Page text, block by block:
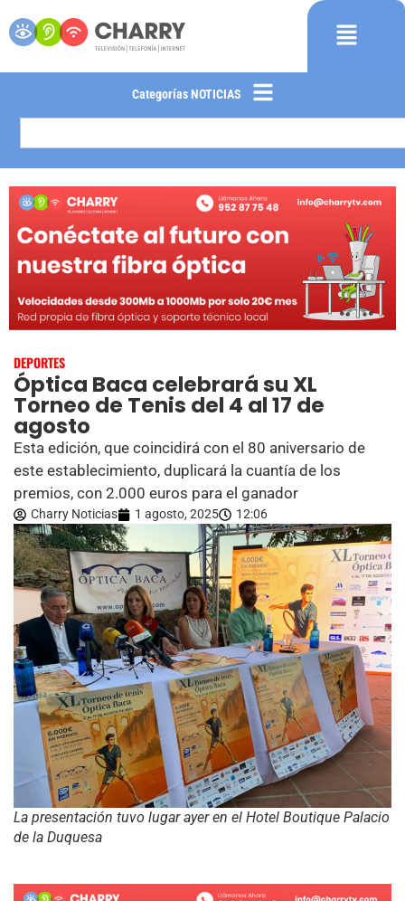
Categorías NOTICIAS
DEPORTES
Óptica Baca celebrará su XL
Torneo de Tenis del 4 al 17 de
agosto
Esta edición, que coincidirá con el 80 aniversario de
este establecimiento, duplicará la cuantía de los
premios, con 2.000 euros para el ganador
Charry Noticias 1 agosto, 2025 12:06
La presentación tuvo lugar ayer en el Hotel Boutique Palacio
de la Duquesa